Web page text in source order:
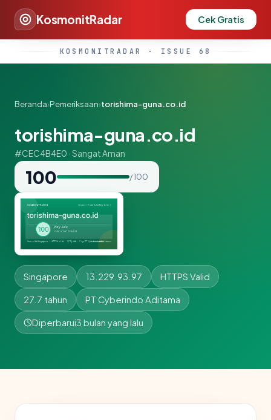
KosmonitRadar Cek Gratis
KOSMONITRADAR · ISSUE 68
Beranda›Pemeriksaan›torishima-guna.co.id
torishima-guna.co.id
#CEC4B4E0 · Sangat Aman
100 / 100
Singapore 13.229.93.97 HTTPS Valid
27.7 tahun PT Cyberindo Aditama
Diperbarui3 bulan yang lalu